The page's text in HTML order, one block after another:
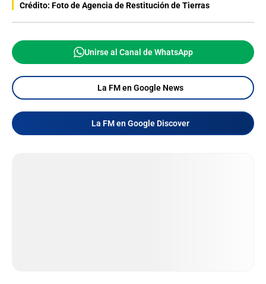
Crédito: Foto de Agencia de Restitución de Tierras
Unirse al Canal de WhatsApp
La FM en Google News
La FM en Google Discover